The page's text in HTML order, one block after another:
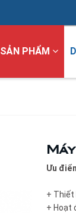
SẢN PHẨM
Ưu
+ Thiết
+ Hoạt